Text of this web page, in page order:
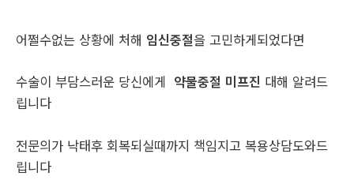
어쩔수없는 상황에 처해 임신중절을 고민하게되었다면
수술이 부담스러운 당신에게 약물중절 미프진 대해 알려드
립니다
전문의가 낙태후 회복되실때까지 책임지고 복용상담도와드
립니다